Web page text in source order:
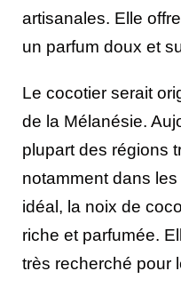
artisanales. Elle
un parfum doux et
Le cocotier serait
de la Mélanésie.
plupart des régions
notamment dans
idéal, la noix de
riche et parfumée.
très recherché pour